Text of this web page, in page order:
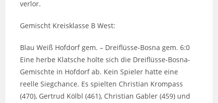
verlor.
Gemischt Kreisklasse B West:
Blau Weiß Hofdorf gem. – Dreiflüsse-Bosna gem. 6:0
Eine herbe Klatsche holte sich die Dreiflüsse-Bosna-
Gemischte in Hofdorf ab. Kein Spieler hatte eine
reelle Siegchance. Es spielten Christian Krompass
(470), Gertrud Kölbl (461), Christian Gabler (459) und